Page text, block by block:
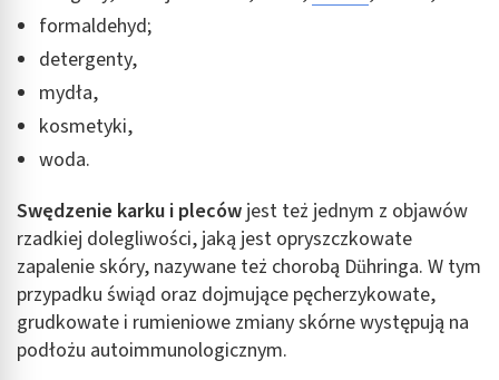
formaldehyd;
detergenty,
mydła,
kosmetyki,
woda.
Swędzenie karku i pleców jest też jednym z objawów
rzadkiej dolegliwości, jaką jest opryszczkowate
zapalenie skóry, nazywane też chorobą Dühringa. W tym
przypadku świąd oraz dojmujące pęcherzykowate,
grudkowate i rumieniowe zmiany skórne występują na
podłożu autoimmunologicznym.